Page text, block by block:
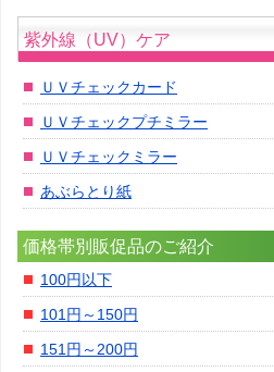
紫外線（UV）ケア
ＵＶチェックカード
ＵＶチェックプチミラー
ＵＶチェックミラー
あぶらとり紙
価格帯別販促品のご紹介
100円以下
101円～150円
151円～200円